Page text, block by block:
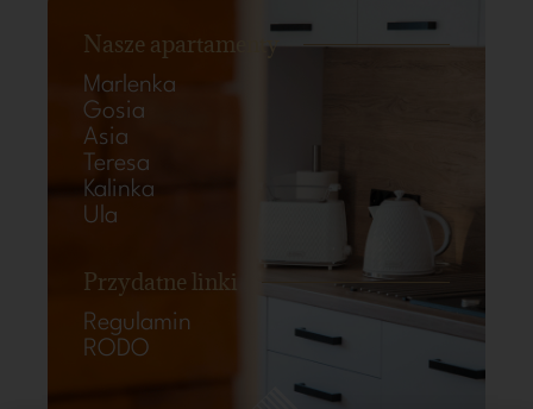
Nasze apartamenty
Marlenka
Gosia
Asia
Teresa
Kalinka
Ula
Przydatne linki
Regulamin
RODO